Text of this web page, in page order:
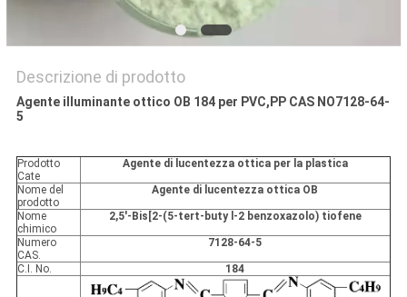
CHIEDI
UN
PREVENTIVO
MAPPA
DEL
SITO
PRIVACY
POLICY
Descrizione di prodotto
Agente illuminante ottico OB 184 per PVC,PP CAS NO7128-64-
5
Prodotto
Cate
Agente di lucentezza ottica per la plastica
Nome del
prodotto
Agente di lucentezza ottica OB
Nome
chimico
2,5'-Bis[2-(5-tert-buty l-2 benzoxazolo) tiofene
Numero
CAS.
7128-64-5
C.I. No. 184